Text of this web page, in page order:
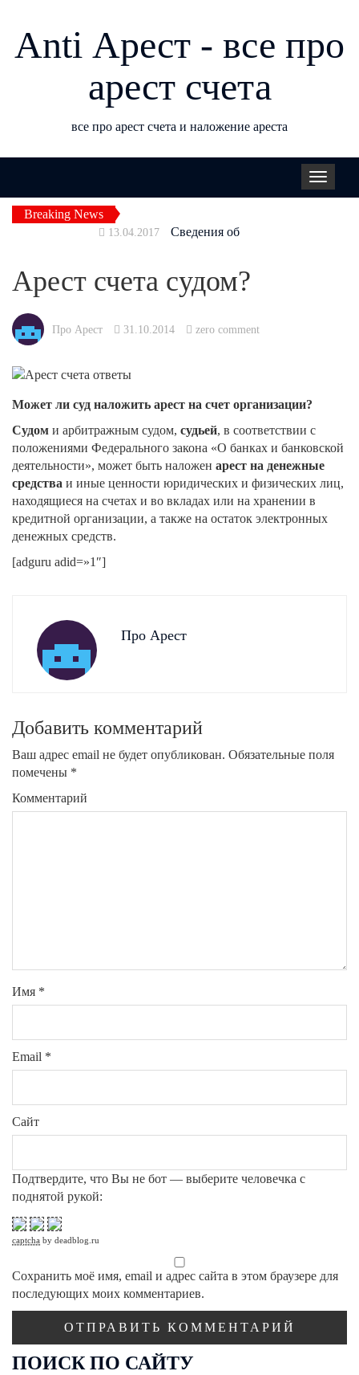
Anti Арест - все про
арест счета
все про арест счета и наложение ареста
Breaking News
13.04.2017
Сведения об
06.06.2016
Блокировка
04.05.2016
блокировки операций по
14.03.2016
Отмена
блокировки операций
12.02.2016
Ответственность за
легализацию доходов
Арест счета судом?
Про Арест 31.10.2014 zero comment
Может ли суд наложить арест на счет организации?
Судом и арбитражным судом, судьей, в соответствии с
положениями Федерального закона «О банках и банковской
деятельности», может быть наложен арест на денежные
средства и иные ценности юридических и физических лиц,
находящиеся на счетах и во вкладах или на хранении в
кредитной организации, а также на остаток электронных
денежных средств.
[adguru adid=»1″]
Про Арест
Добавить комментарий
Ваш адрес email не будет опубликован. Обязательные поля
помечены *
Комментарий
Имя *
Email *
Сайт
Подтвердите, что Вы не бот — выберите человечка с
поднятой рукой:
captcha by deadblog.ru
Сохранить моё имя, email и адрес сайта в этом браузере для
последующих моих комментариев.
ПОИСК ПО САЙТУ